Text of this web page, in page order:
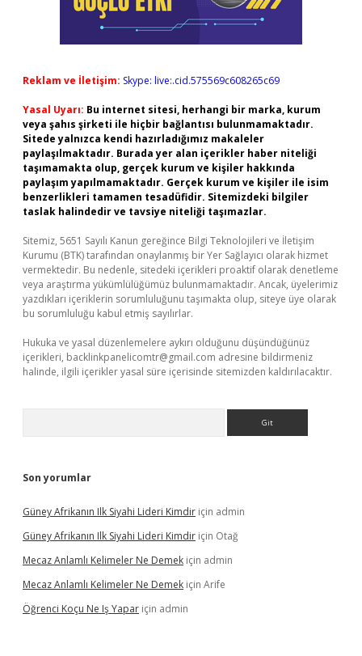
Reklam ve İletişim: Skype: live:.cid.575569c608265c69
Yasal Uyarı: Bu internet sitesi, herhangi bir marka, kurum
veya şahıs şirketi ile hiçbir bağlantısı bulunmamaktadır.
Sitede yalnızca kendi hazırladığımız makaleler
paylaşılmaktadır. Burada yer alan içerikler haber niteliği
taşımamakta olup, gerçek kurum ve kişiler hakkında
paylaşım yapılmamaktadır. Gerçek kurum ve kişiler ile isim
benzerlikleri tamamen tesadüfidir. Sitemizdeki bilgiler
taslak halindedir ve tavsiye niteliği taşımazlar.
Sitemiz, 5651 Sayılı Kanun gereğince Bilgi Teknolojileri ve İletişim
Kurumu (BTK) tarafından onaylanmış bir Yer Sağlayıcı olarak hizmet
vermektedir. Bu nedenle, sitedeki içerikleri proaktif olarak denetleme
veya araştırma yükümlülüğümüz bulunmamaktadır. Ancak, üyelerimiz
yazdıkları içeriklerin sorumluluğunu taşımakta olup, siteye üye olarak
bu sorumluluğu kabul etmiş sayılırlar.
Hukuka ve yasal düzenlemelere aykırı olduğunu düşündüğünüz
içerikleri, backlinkpanelicomtr@gmail.com adresine bildirmeniz
halinde, ilgili içerikler yasal süre içerisinde sitemizden kaldırılacaktır.
Son yorumlar
Güney Afrikanın Ilk Siyahi Lideri Kimdir için admin
Güney Afrikanın Ilk Siyahi Lideri Kimdir için Otağ
Mecaz Anlamlı Kelimeler Ne Demek için admin
Mecaz Anlamlı Kelimeler Ne Demek için Arife
Öğrenci Koçu Ne Iş Yapar için admin